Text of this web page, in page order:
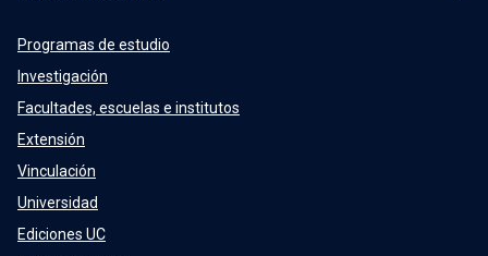
Programas de estudio
Investigación
Facultades, escuelas e institutos
Extensión
Vinculación
Universidad
Ediciones UC